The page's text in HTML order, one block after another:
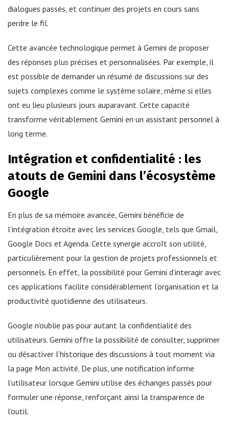
dialogues passés, et continuer des projets en cours sans
perdre le fil.
Cette avancée technologique permet à Gemini de proposer
des réponses plus précises et personnalisées. Par exemple, il
est possible de demander un résumé de discussions sur des
sujets complexes comme le système solaire, même si elles
ont eu lieu plusieurs jours auparavant. Cette capacité
transforme véritablement Gemini en un assistant personnel à
long terme.
Intégration et confidentialité : les
atouts de Gemini dans l’écosystème
Google
En plus de sa mémoire avancée, Gemini bénéficie de
l’intégration étroite avec les services Google, tels que Gmail,
Google Docs et Agenda. Cette synergie accroît son utilité,
particulièrement pour la gestion de projets professionnels et
personnels. En effet, la possibilité pour Gemini d’interagir avec
ces applications facilite considérablement l’organisation et la
productivité quotidienne des utilisateurs.
Google n’oublie pas pour autant la confidentialité des
utilisateurs. Gemini offre la possibilité de consulter, supprimer
ou désactiver l’historique des discussions à tout moment via
la page Mon activité. De plus, une notification informe
l’utilisateur lorsque Gemini utilise des échanges passés pour
formuler une réponse, renforçant ainsi la transparence de
l’outil.